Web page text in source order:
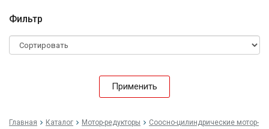
Фильтр
Применить
Главная Каталог Мотор-редукторы
Соосно-цилиндрические мотор-